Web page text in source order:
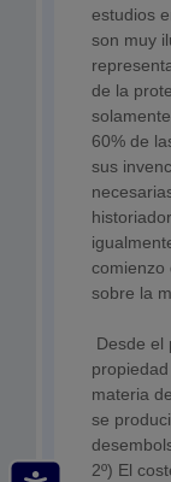
estudios
son muy
de la
60% de
sus
comienzo
sobre la
Desde el
materia
se
2º) El